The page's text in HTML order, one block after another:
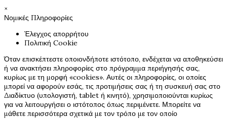
×
Νομικές Πληροφορίες
Έλεγχος απορρήτου
Πολιτική Cookie
Όταν επισκέπτεστε οποιονδήποτε ιστότοπο, ενδέχεται να αποθηκεύσει
ή να ανακτήσει πληροφορίες στο πρόγραμμα περιήγησής σας,
κυρίως με τη μορφή «cookies». Αυτές οι πληροφορίες, οι οποίες
μπορεί να αφορούν εσάς, τις προτιμήσεις σας ή τη συσκευή σας στο
Διαδίκτυο (υπολογιστή, tablet ή κινητό), χρησιμοποιούνται κυρίως
για να λειτουργήσει ο ιστότοπος όπως περιμένετε. Μπορείτε να
μάθετε περισσότερα σχετικά με τον τρόπο με τον οποίο